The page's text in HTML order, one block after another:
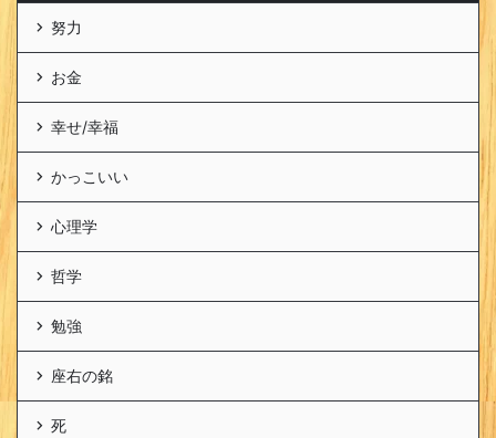
努力
お金
幸せ/幸福
かっこいい
心理学
哲学
勉強
座右の銘
死